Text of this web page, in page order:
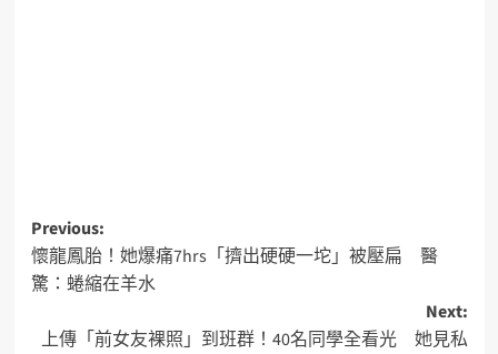
Previous:
懷龍鳳胎！她爆痛7hrs「擠出硬硬一坨」被壓扁 醫
驚：蜷縮在羊水
Next:
上傳「前女友裸照」到班群！40名同學全看光 她見私